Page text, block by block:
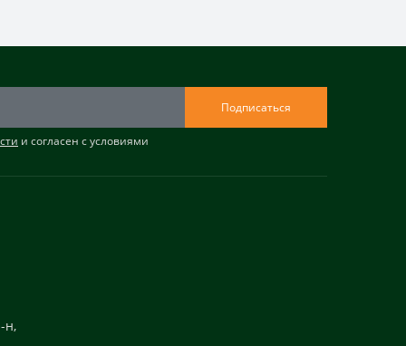
Подписаться
и согласен с условиями
н,